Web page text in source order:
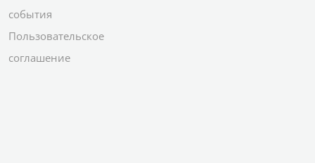
события
Пользовательское
соглашение